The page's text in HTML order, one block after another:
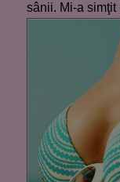
sânii. Mi-a